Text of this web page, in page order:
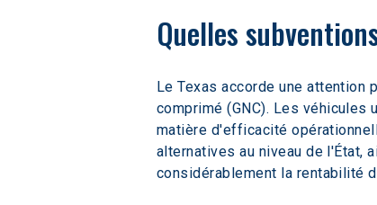
Quelles
Le Texas accorde une attention
comprimé (GNC). Les véhicules
matière d'efficacité
alternatives au niveau de l'État,
considérablement la rentabilité